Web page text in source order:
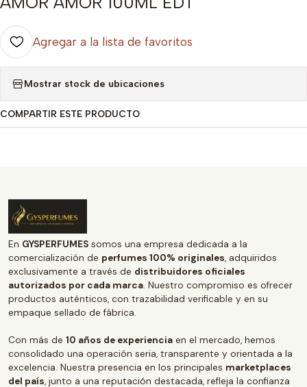
Agregar a la lista de favoritos
Mostrar stock de ubicaciones
COMPARTIR ESTE PRODUCTO
En GYSPERFUMES somos una empresa dedicada a la
comercialización de perfumes 100% originales, adquiridos
exclusivamente a través de distribuidores oficiales
autorizados por cada marca. Nuestro compromiso es ofrecer
productos auténticos, con trazabilidad verificable y en su
empaque sellado de fábrica.
Con más de 10 años de experiencia en el mercado, hemos
consolidado una operación seria, transparente y orientada a la
excelencia. Nuestra presencia en los principales marketplaces
del país, junto a una reputación destacada, refleja la confianza